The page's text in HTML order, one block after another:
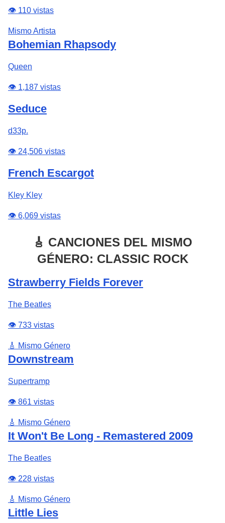
👁️ 110 vistas
Mismo Artista
Bohemian Rhapsody
Queen
👁️ 1,187 vistas
Seduce
d33p.
👁️ 24,506 vistas
French Escargot
Kley Kley
👁️ 6,069 vistas
🎸 CANCIONES DEL MISMO
GÉNERO: CLASSIC ROCK
Strawberry Fields Forever
The Beatles
👁️ 733 vistas
🎸 Mismo Género
Downstream
Supertramp
👁️ 861 vistas
🎸 Mismo Género
It Won't Be Long - Remastered 2009
The Beatles
👁️ 228 vistas
🎸 Mismo Género
Little Lies